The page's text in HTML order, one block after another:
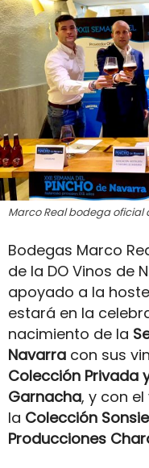
Marco Real bodega oficial
Bodegas Marco
de la DO Vinos de
apoyado a la
estará en la
nacimiento de la
Navarra con sus
Colección Privada
Garnacha, y con
la Colección
Producciones